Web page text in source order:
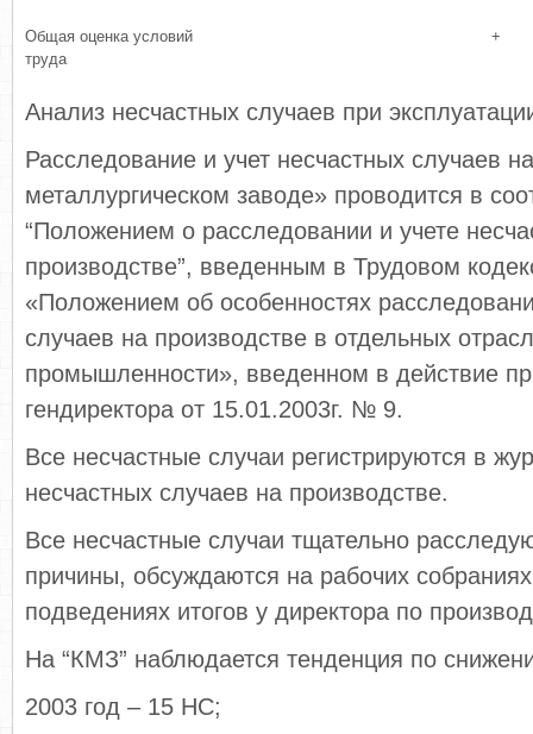
Общая оценка условий
труда
+
Анализ несчастных случаев при
Расследование и учет несчастных случаев
металлургическом заводе» проводится в
“Положением о расследовании и учете
производстве”, введенным в Трудовом
«Положением об особенностях
случаев на производстве в отдельных
промышленности», введенном в действие
гендиректора от 15.01.2003г. № 9.
Все несчастные случаи регистрируются в
несчастных случаев на производстве.
Все несчастные случаи тщательно
причины, обсуждаются на рабочих
подведениях итогов у директора по
На “КМЗ” наблюдается тенденция по
2003 год – 15 НС;